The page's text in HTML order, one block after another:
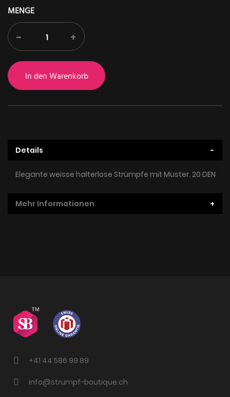
MENGE
- +
In den Warenkorb
Details
Elegante weisse halterlose Strümpfe mit Muster. 20 DEN
Mehr Informationen
+41 44 586 99 89
info@strumpf-boutique.ch